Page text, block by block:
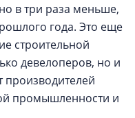
в три раза меньше,
года. Это еще
строительной
девелоперов, но и
производителей
промышленности и